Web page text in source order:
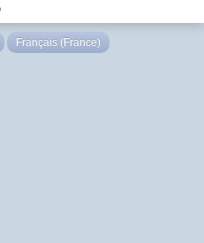
Français (France)